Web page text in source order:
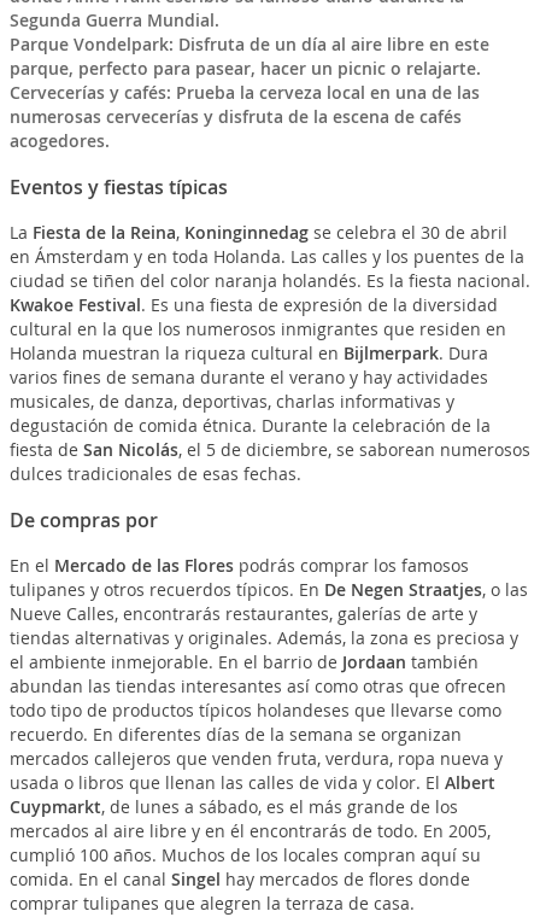
Segunda Guerra Mundial.
Parque Vondelpark: Disfruta de un día al aire libre en este
parque, perfecto para pasear, hacer un picnic o relajarte.
Cervecerías y cafés: Prueba la cerveza local en una de las
numerosas cervecerías y disfruta de la escena de cafés
acogedores.
Eventos y fiestas típicas
La Fiesta de la Reina, Koninginnedagse celebra el 30 de abril
en Ámsterdam y en toda Holanda. Las calles y los puentes de la
ciudad se tiñen del color naranja holandés. Es la fiesta nacional.
Kwakoe Festival. Es una fiesta de expresión de la diversidad
cultural en la que los numerosos inmigrantes que residen en
Holanda muestran la riqueza cultural en Bijlmerpark. Dura
varios fines de semana durante el verano y hay actividades
musicales, de danza, deportivas, charlas informativas y
degustación de comida étnica. Durante la celebración de la
fiesta de San Nicolás, el 5 de diciembre, se saborean numerosos
dulces tradicionales de esas fechas.
De compras por
En el Mercado de las Florespodrás comprar los famosos
tulipanes y otros recuerdos típicos. En De Negen Straatjes, o las
Nueve Calles, encontrarás restaurantes, galerías de arte y
tiendas alternativas y originales. Además, la zona es preciosa y
el ambiente inmejorable. En el barrio de Jordaan también
abundan las tiendas interesantes así como otras que ofrecen
todo tipo de productos típicos holandeses que llevarse como
recuerdo. En diferentes días de la semana se organizan
mercados callejeros que venden fruta, verdura, ropa nueva y
usada o libros que llenan las calles de vida y color. El Albert
Cuypmarkt, de lunes a sábado, es el más grande de los
mercados al aire libre y en él encontrarás de todo. En 2005,
cumplió 100 años. Muchos de los locales compran aquí su
comida. En el canal Singel hay mercados de flores donde
comprar tulipanes que alegren la terraza de casa.